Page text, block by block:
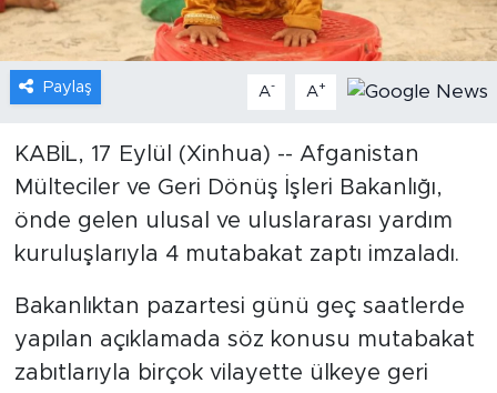
Paylaş A- A+
KABİL, 17 Eylül (Xinhua) -- Afganistan
Mülteciler ve Geri Dönüş İşleri Bakanlığı,
önde gelen ulusal ve uluslararası yardım
kuruluşlarıyla 4 mutabakat zaptı imzaladı.
Bakanlıktan pazartesi günü geç saatlerde
yapılan açıklamada söz konusu mutabakat
zabıtlarıyla birçok vilayette ülkeye geri
Foto Haber
Xinhua
Xinhua Türkiye